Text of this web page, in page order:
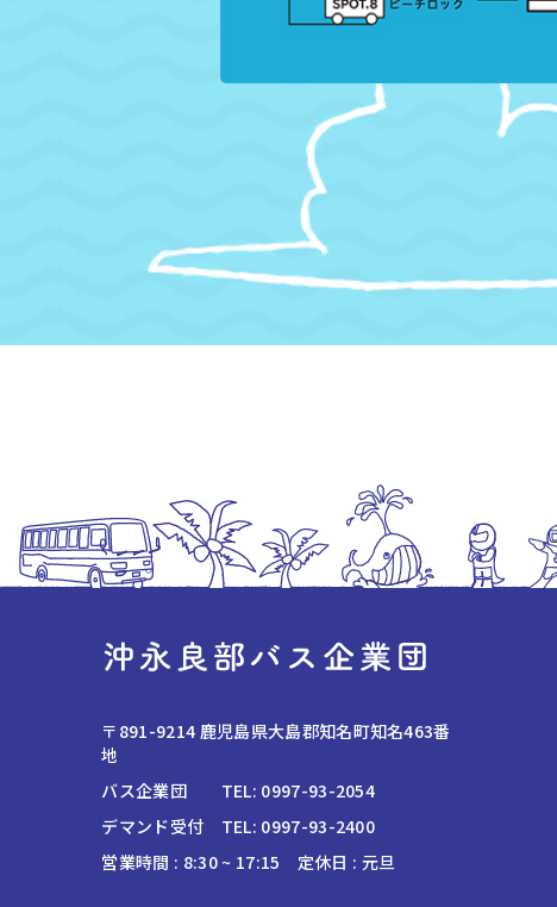
〒891-9214 鹿児島県大島郡知名町知名463番
地
バス企業団 TEL: 0997-93-2054
デマンド受付 TEL: 0997-93-2400
営業時間 : 8:30 ~ 17:15 定休日 : 元旦